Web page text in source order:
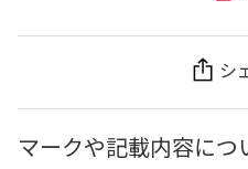
シ
マークや記載内容につ